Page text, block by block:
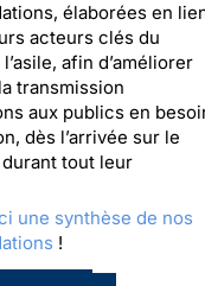
élaborées en
acteurs clés du
afin d’améliorer
transmission
aux publics en
dès l’arrivée sur le
tout leur
une synthèse de nos
!